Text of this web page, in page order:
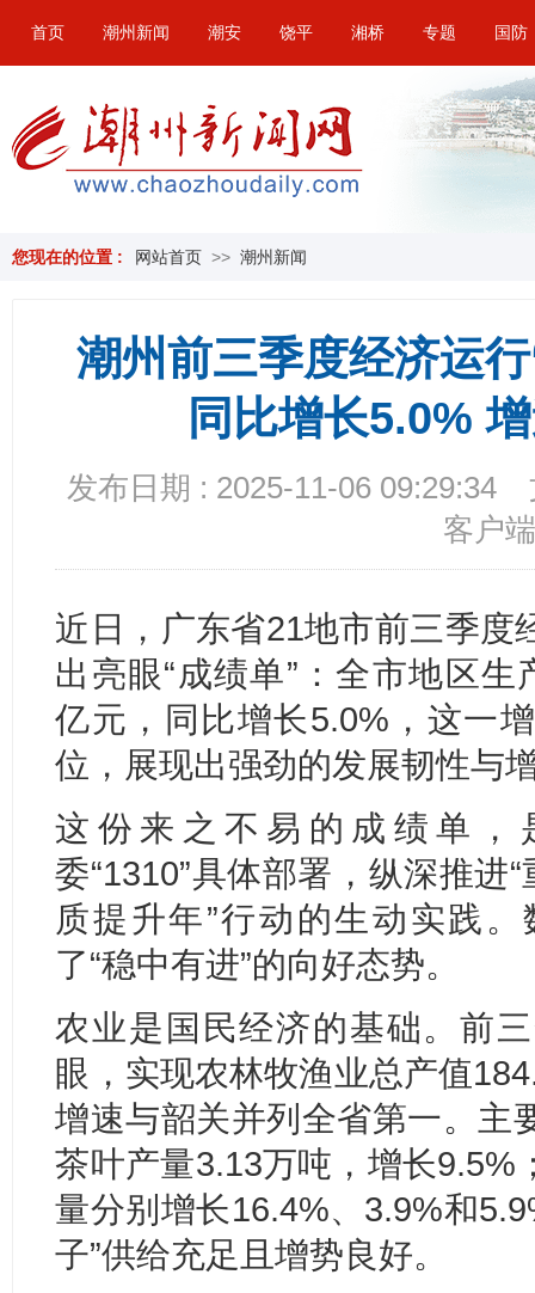
首页 潮州新闻 潮安 饶平 湘桥 专题 国防
您现在的位置 : 网站首页 >> 潮州新闻
潮州前三季度经济运
同比增长5.0%
发布日期 : 2025-11-06 09:29:34
客户端
近日，广东省21地市前三季度
出亮眼“成绩单”：全市地区
亿元，同比增长5.0%，这一
位，展现出强劲的发展韧性与
这份来之不易的成绩单，
委“1310”具体部署，纵深推进
质提升年”行动的生动实践
了“稳中有进”的向好态势。
农业是国民经济的基础。前
眼，实现农林牧渔业总产值
增速与韶关并列全省第一。主
茶叶产量3.13万吨，增长9.5%
量分别增长16.4%、3.9%和
子”供给充足且增势良好。